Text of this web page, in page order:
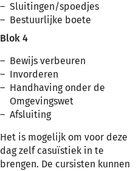
Sluitingen/spoedjes
Bestuurlijke boete
Blok 4
Bewijs verbeuren
Invorderen
Handhaving onder de
Omgevingswet
Afsluiting
Het is mogelijk om voor deze
dag zelf casuïstiek in te
brengen. De cursisten kunnen